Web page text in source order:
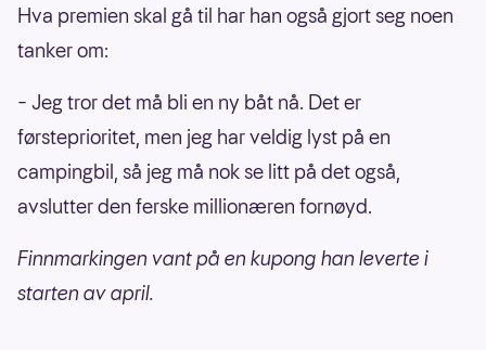
Hva premien skal gå til har han også gjort seg noen
tanker om:
– Jeg tror det må bli en ny båt nå. Det er
førsteprioritet, men jeg har veldig lyst på en
campingbil, så jeg må nok se litt på det også,
avslutter den ferske millionæren fornøyd.
Finnmarkingen vant på en kupong han leverte i
starten av april.